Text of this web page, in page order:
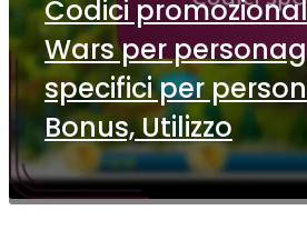
Codici
Wars per
specifici per
Bonus, Utilizzo